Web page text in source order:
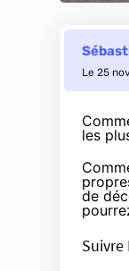
Le 25
les
de
Suivre